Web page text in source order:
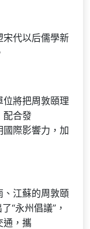
宋代以后儒學新
將把周敦頤理
配合發
際影響力，加
、江蘇的周敦頤
“永州倡議”，
通，攜